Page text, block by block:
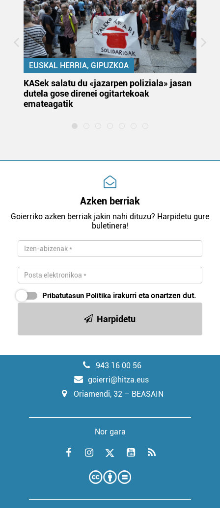
EUSKAL HERRIA, GIPUZKOA
KASek salatu du «jazarpen poliziala» jasan
dutela gose direnei ogitartekoak
emateagatik
Azken berriak
Goierriko azken berriak jakin nahi dituzu? Harpidetu gure
buletinera!
Pribatutasun Politika irakurri eta onartzen dut.
Harpidetu
943 16 00 56
goierri@hitza.eus
Oriamendi, 32 – BEASAIN
Nor gara